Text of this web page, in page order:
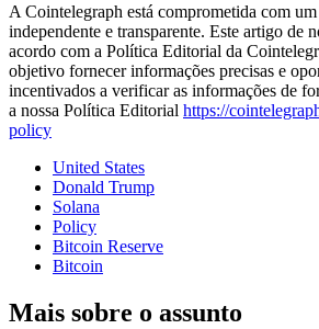
A Cointelegraph está comprometida com
independente e transparente. Este artigo de
acordo com a Política Editorial da
objetivo fornecer informações precisas e
incentivados a verificar as informações de
a nossa Política Editorial https://
policy
United States
Donald Trump
Solana
Policy
Bitcoin Reserve
Bitcoin
Mais sobre o assunto